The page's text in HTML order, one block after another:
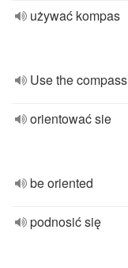
używać kompas
Use the compass
orientować sie
be oriented
podnosić się